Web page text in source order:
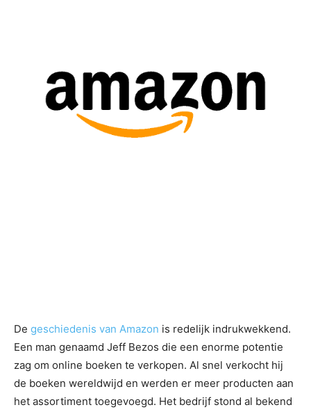
De geschiedenis van Amazon is redelijk indrukwekkend.
Een man genaamd Jeff Bezos die een enorme potentie
zag om online boeken te verkopen. Al snel verkocht hij
de boeken wereldwijd en werden er meer producten aan
het assortiment toegevoegd. Het bedrijf stond al bekend